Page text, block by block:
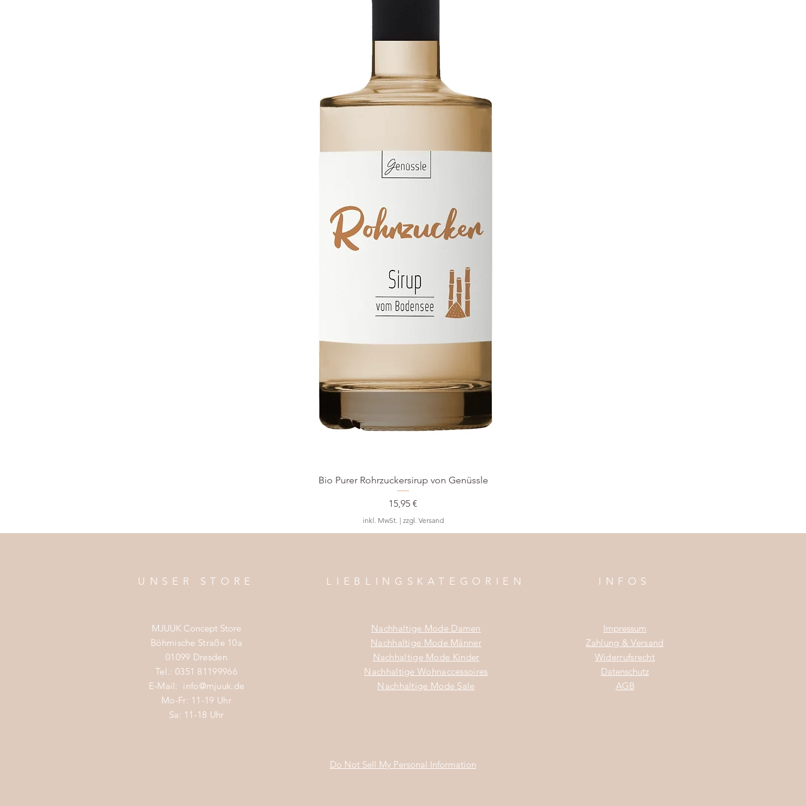
Bio Purer Rohrzuckersirup von Genüssle
Preis
15,95 €
inkl. MwSt. | zzgl. Versand
UNSER STORE
MJUUK Concept Store
Böhmische Straße 10a
01099 Dresden
Tel.: 0351 81199966
E-Mail: info@mjuuk.de
Mo-Fr: 11-19 Uhr
Sa: 11-18 Uhr
LIEBLINGSKATEGORIEN
Nachhaltige Mode Damen
Nachhaltige Mode Männer
Nachhaltige Mode Kinder
Nachhaltige Wohnaccessoires
Nachhaltige Mode Sale
INFOS
Impressum
Zahlung & Versand
Widerrufsrecht
Datenschutz
AGB
Do Not Sell My Personal Information